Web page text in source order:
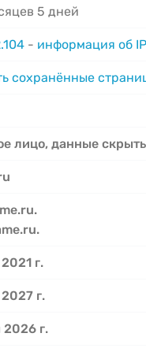
5 дней
- информация об
сохранённые
лицо, данные
г.
г.
2026 г.